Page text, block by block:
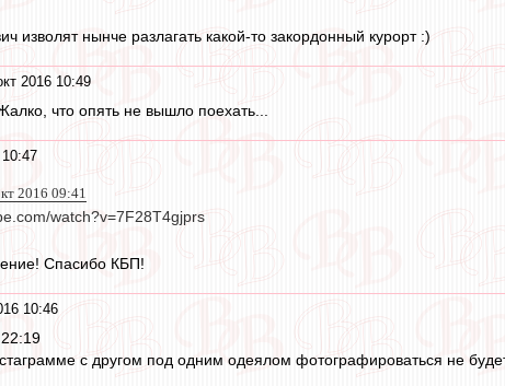
изволят нынче разлагать какой-то закордонный курорт :)
2016 10:49
что опять не вышло поехать...
2016 09:41
watch?v=7F28T4gjprs
Спасибо КБП!
10:46
с другом под одним одеялом фотографироваться не